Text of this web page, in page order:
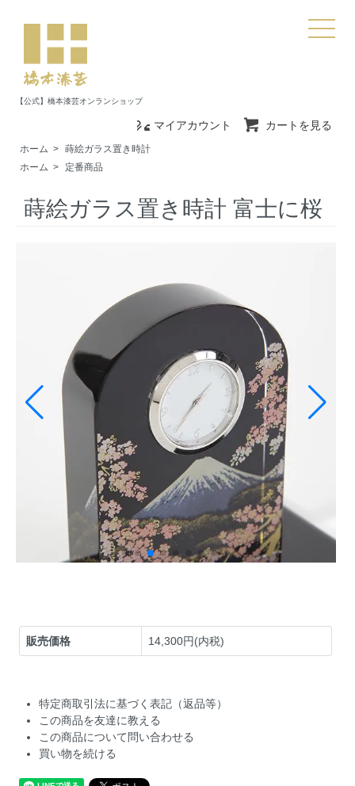
【公式】橋本漆芸オンランショップ
マイアカウント カートを見る
ホーム > 蒔絵ガラス置き時計
ホーム > 定番商品
蒔絵ガラス置き時計 富士に桜
販売価格 14,300円(内税)
特定商取引法に基づく表記（返品等）
この商品を友達に教える
この商品について問い合わせる
買い物を続ける